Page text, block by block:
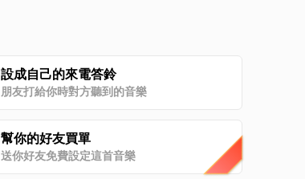
設成自己的來電答鈴
朋友打給你時對方聽到的音樂
幫你的好友買單
送你好友免費設定這首音樂